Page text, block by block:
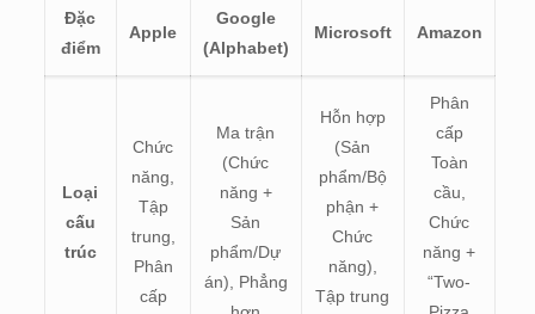
Đặc
điểm
Apple
Google
(Alphabet)
Microsoft Amazon
Loại
cấu
trúc
Chức
năng,
Tập
trung,
Phân
cấp
Ma trận
(Chức
năng +
Sản
phẩm/Dự
án), Phẳng
Hỗn hợp
(Sản
phẩm/Bộ
phận +
Chức
năng),
Tập trung
Phân
cấp
Toàn
cầu,
Chức
năng +
“Two-